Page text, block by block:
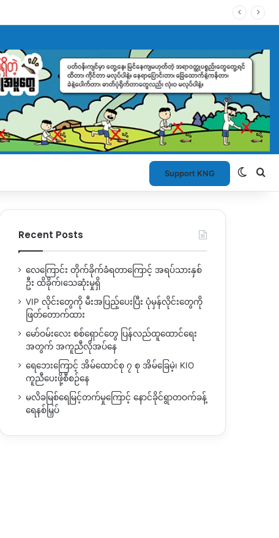
Support KNG
Recent Posts
လေကြောင်း တိုက်ခိုက်ခံရတာကြောင့် အရပ်သားနှစ်
ဦး ထိခိုက်၊သေဆုံးမှုရှိ
VIP လိုင်းတွေကို မီးအပြည့်ပေးပြီး ပုံမှန်လိုင်းတွေကို
ဖြတ်တောက်ထား
မော်ဝမ်းလေး စစ်ရှောင်တွေ ပြန်လည်ထူထောင်ရေး
အတွက် အကူညီလိုအပ်နေ
ရေဘေးကြောင့် အိမ်ထောင်စု ၇ စု အိမ်ခြေမဲ့၊ KIO
ကူညီပေးဖို့စီစဉ်နေ
မလိခမြစ်ရေမြင့်တက်မှုကြောင့် နောင်ခိုင်ရွာတဝက်ခန့်
ရေနစ်မြှပ်